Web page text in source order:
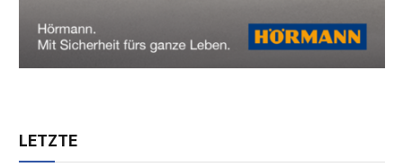
LETZTE